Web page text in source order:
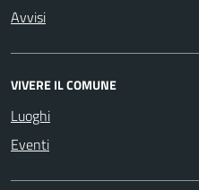
Avvisi
VIVERE IL COMUNE
Luoghi
Eventi